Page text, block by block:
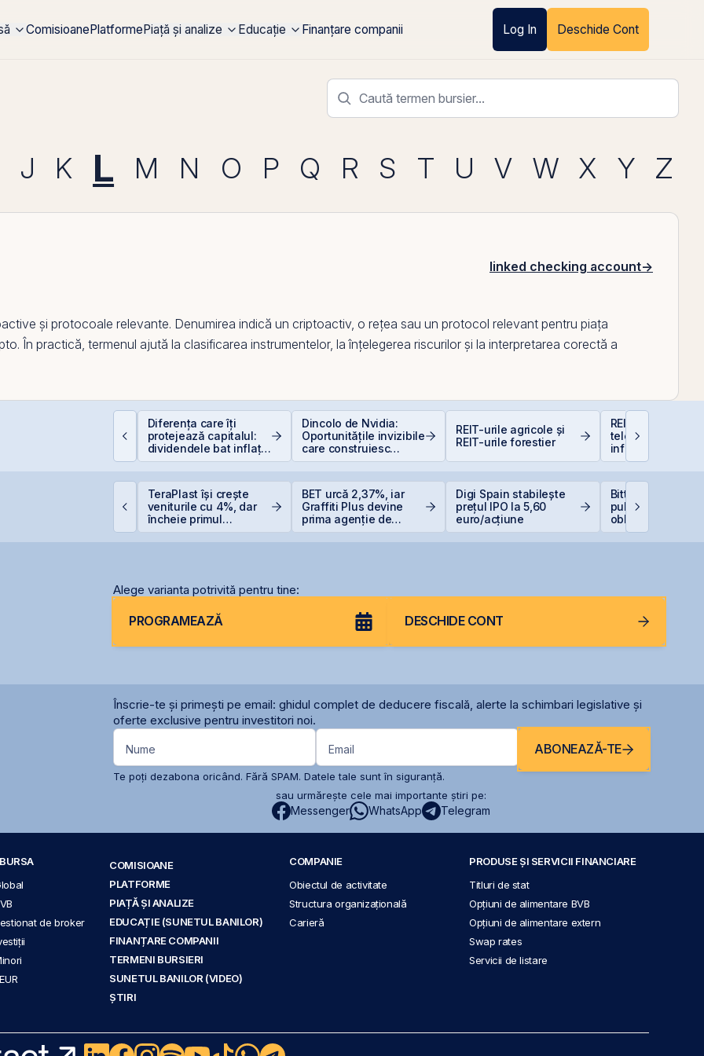
ComisioanePlatformePiață și analize Educație Finanțare companii Log In Deschide Cont
J K L M N O P Q R S T U V W X Y Z
linked checking account→
și protocoale relevante. Denumirea indică un criptoactiv, o rețea sau un protocol relevant pentru piața
În practică, termenul ajută la clasificarea instrumentelor, la înțelegerea riscurilor și la interpretarea corectă a
Diferența care îți
protejează capitalul:
dividendele bat inflația
(+5% vs. −6%)
Dincolo de Nvidia:
Oportunitățile invizibile
care construiesc
viitorul AI
REIT-urile agricole și
REIT-urile forestier
REIT-urile de
telecomunicații -
infrastructurii
TeraPlast își crește
veniturile cu 4%, dar
încheie primul
BET urcă 2,37%, iar
Graffiti Plus devine
prima agenție de
Digi Spain stabilește
prețul IPO la 5,60
euro/acțiune
Bittnet lansează
publică pentru
obligațiunile
Alege varianta potrivită pentru tine:
PROGRAMEAZĂ DESCHIDE CONT
Înscrie-te și primești pe email: ghidul complet de deducere fiscală, alerte la schimbari legislative și
oferte exclusive pentru investitori noi.
Nume Email ABONEAZĂ-TE
Te poți dezabona oricând. Fără SPAM. Datele tale sunt în siguranță.
sau urmărește cele mai importante știri pe:
Messenger WhatsApp Telegram
de broker
COMISIOANE
PLATFORME
PIAȚĂ ȘI ANALIZE
EDUCAȚIE (SUNETUL BANILOR)
FINANȚARE COMPANII
TERMENI BURSIERI
SUNETUL BANILOR (VIDEO)
ȘTIRI
COMPANIE
Obiectul de activitate
Structura organizațională
Carieră
PRODUSE ȘI SERVICII FINANCIARE
Titluri de stat
Opțiuni de alimentare BVB
Opțiuni de alimentare extern
Swap rates
Servicii de listare